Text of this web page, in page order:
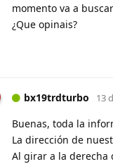
momento va a
¿Que opinais?
bx19trdturbo 13
Buenas, toda la
La dirección de
Al girar a la derecha